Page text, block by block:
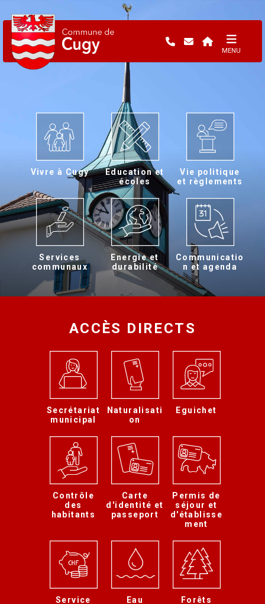
MENU
Vivre à Cugy
Education et
écoles
Vie politique
et règlements
Services
communaux
Energie et
durabilité
Communicatio
n et agenda
ACCÈS DIRECTS
Secrétariat
municipal
Naturalisati
on
Eguichet
Contrôle
des
habitants
Carte
d'identité et
passeport
Permis de
séjour et
d'établisse
ment
Service
Eau Forêts